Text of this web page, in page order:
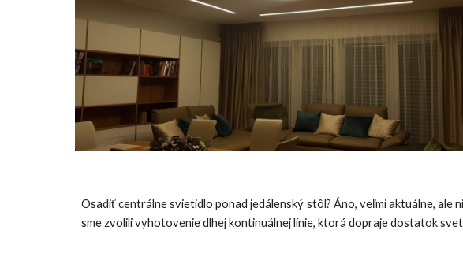
Osadiť centrálne svietidlo ponad jedálenský stôl? Áno, veľmi aktuálne,
sme zvolili vyhotovenie dlhej kontinuálnej línie, ktorá dopraje dostatok